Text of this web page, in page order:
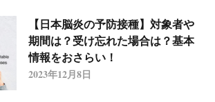
【日本脳炎の予防接種】対象者や
期間は？受け忘れた場合は？基本
情報をおさらい！
2023年12月8日